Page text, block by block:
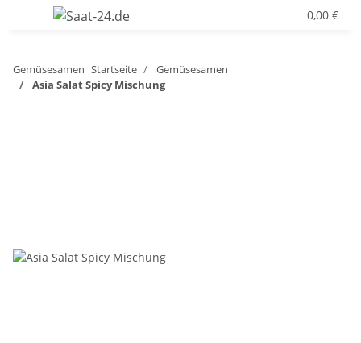
0,00 €
Gemüsesamen Startseite
Gemüsesamen
Asia Salat Spicy Mischung